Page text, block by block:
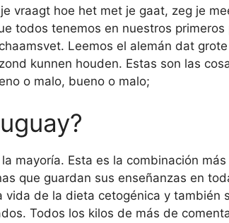
vraagt ​​hoe het met je gaat, zeg je
todos tenemos en nuestros primeros
Leemos el alemán dat grote
kunnen houden. Estas son las
o malo, bueno o malo;
mayoría. Esta es la combinación
que guardan sus enseñanzas en
vida de la dieta cetogénica y también
Todos los kilos de más de